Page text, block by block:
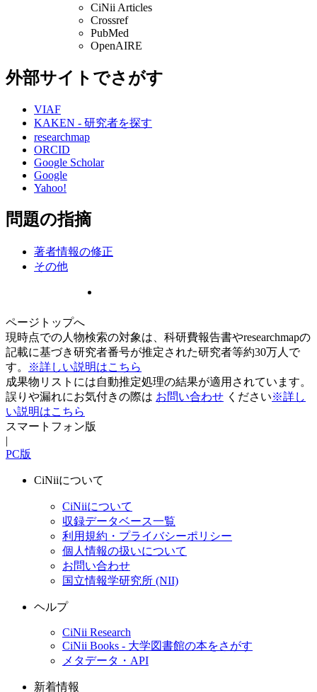
CiNii Articles
Crossref
PubMed
OpenAIRE
外部サイトでさがす
VIAF
KAKEN - 研究者を探す
researchmap
ORCID
Google Scholar
Google
Yahoo!
問題の指摘
著者情報の修正
その他
ページトップへ
現時点での人物検索の対象は、科研費報告書やresearchmapの
記載に基づき研究者番号が推定された研究者等約30万人で
す。
※詳しい説明はこちら
成果物リストには自動推定処理の結果が適用されています。
誤りや漏れにお気付きの際は お問い合わせ ください※詳し
い説明はこちら
スマートフォン版
|
PC版
CiNiiについて
CiNiiについて
収録データベース一覧
利用規約・プライバシーポリシー
個人情報の扱いについて
お問い合わせ
国立情報学研究所 (NII)
ヘルプ
CiNii Research
CiNii Books - 大学図書館の本をさがす
メタデータ・API
新着情報